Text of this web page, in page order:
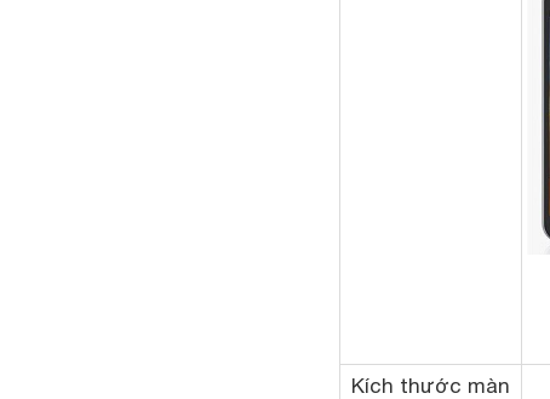
Kích thước màn